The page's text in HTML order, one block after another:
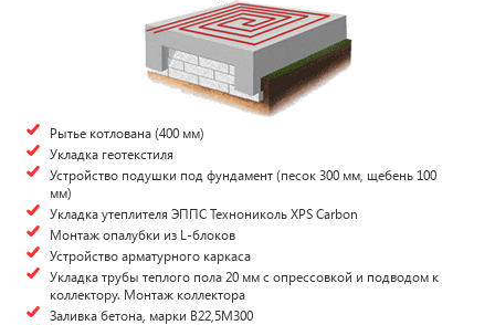
Рытье котлована (400 мм)
Укладка геотекстиля
Устройство подушки под фундамент (песок 300 мм, щебень 100
мм)
Укладка утеплителя ЭППС Технониколь XPS Carbon
Монтаж опалубки из L-блоков
Устройство арматурного каркаса
Укладка трубы теплого пола 20 мм с опрессовкой и подводом к
коллектору. Монтаж коллектора
Заливка бетона, марки В22,5М300